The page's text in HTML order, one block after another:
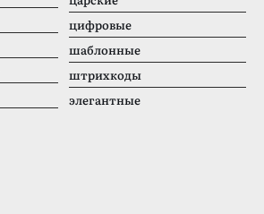
цифровые
шаблонные
штрихкоды
элегантные